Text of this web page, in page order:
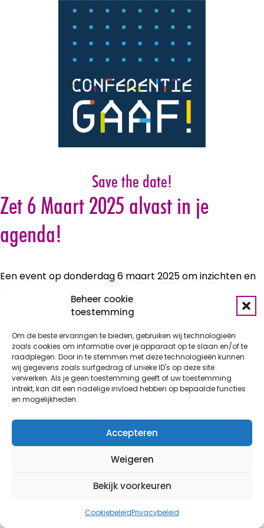
Beheer cookie
toestemming
Om de beste ervaringen te bieden, gebruiken wij technologieën
zoals cookies om informatie over je apparaat op te slaan en/of te
raadplegen. Door in te stemmen met deze technologieën kunnen
wij gegevens zoals surfgedrag of unieke ID's op deze site
verwerken. Als je geen toestemming geeft of uw toestemming
intrekt, kan dit een nadelige invloed hebben op bepaalde functies
en mogelijkheden.
Accepteren
Weigeren
Bekijk voorkeuren
CookiebeleidPrivacybeleid
Save the date!
Zet 6 Maart 2025 alvast in je
agenda!
Een event op donderdag 6 maart 2025 om inzichten en
kennis op te doen en materialen te verkennen. Een dag
vol uitwisseling over theorie en praktijk voor
professionals uit het basisonderwijs én het voorgezet
onderwijs in de regio die werken met (hoog)begaafde
leerlingen.
Ondertussen zijn we druk bezig met het ontwikkelen